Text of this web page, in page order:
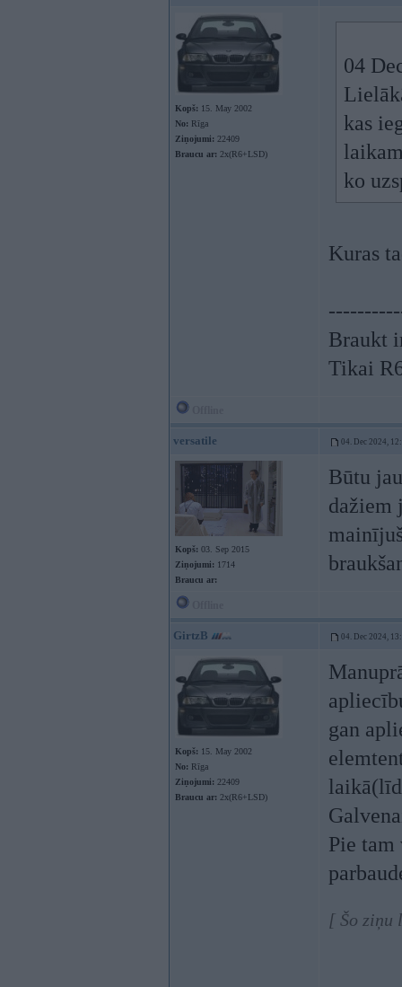
Kopš: 15. May 2002
No: Rīga
Ziņojumi: 22409
Braucu ar: 2x(R6+LSD)
04
kas
ko
Kuras
Braukt
Tikai
versatile 04. Dec 2024,
Kopš: 03. Sep 2015
Ziņojumi: 1714
Braucu ar:
Būtu
dažiem
GirtzB 04. Dec 2024,
Kopš: 15. May 2002
No: Rīga
Ziņojumi: 22409
Braucu ar: 2x(R6+LSD)
gan
Pie tam
[ Šo ziņu